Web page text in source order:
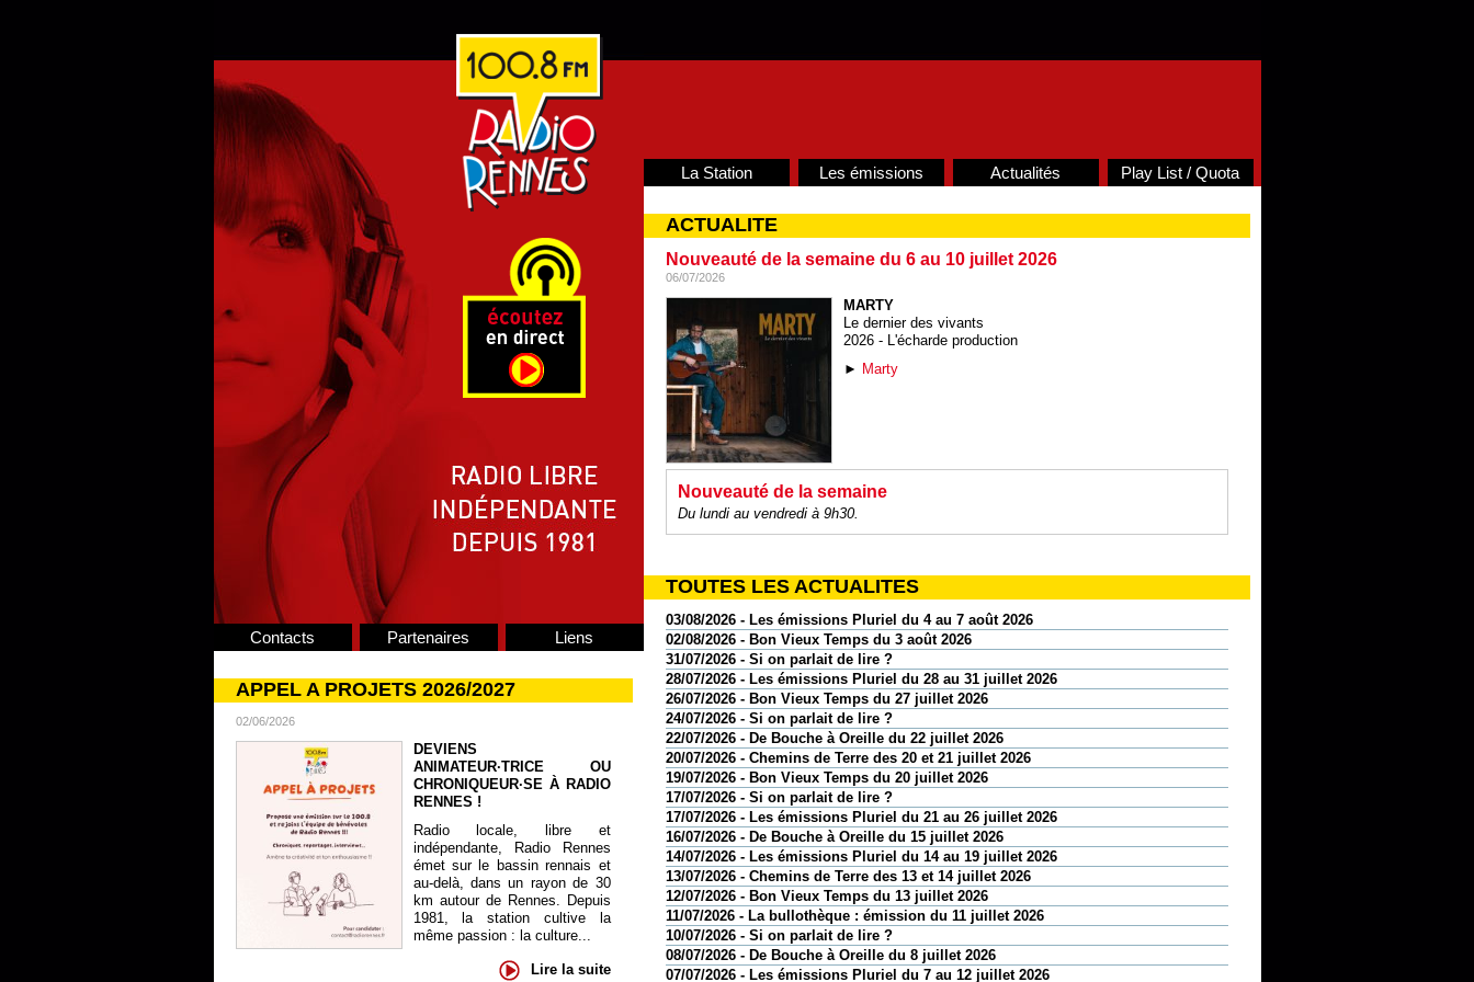
Contacts Partenaires Liens
APPEL A PROJETS 2026/2027
02/06/2026
DEVIENS
ANIMATEUR·TRICE OU
CHRONIQUEUR·SE À RADIO
RENNES !
Radio locale, libre et
indépendante, Radio Rennes
émet sur le bassin rennais et
au-delà, dans un rayon de 30
km autour de Rennes. Depuis
1981, la station cultive la
même passion : la culture...
Lire la suite
La Station Les émissions Actualités Play List / Quota
ACTUALITE
Nouveauté de la semaine du 6 au 10 juillet 2026
06/07/2026
MARTY
Le dernier des vivants
2026 - L'écharde production
► Marty
Nouveauté de la semaine
Du lundi au vendredi à 9h30.
TOUTES LES ACTUALITES
03/08/2026 - Les émissions Pluriel du 4 au 7 août 2026
02/08/2026 - Bon Vieux Temps du 3 août 2026
31/07/2026 - Si on parlait de lire ?
28/07/2026 - Les émissions Pluriel du 28 au 31 juillet 2026
26/07/2026 - Bon Vieux Temps du 27 juillet 2026
24/07/2026 - Si on parlait de lire ?
22/07/2026 - De Bouche à Oreille du 22 juillet 2026
20/07/2026 - Chemins de Terre des 20 et 21 juillet 2026
19/07/2026 - Bon Vieux Temps du 20 juillet 2026
17/07/2026 - Si on parlait de lire ?
17/07/2026 - Les émissions Pluriel du 21 au 26 juillet 2026
16/07/2026 - De Bouche à Oreille du 15 juillet 2026
14/07/2026 - Les émissions Pluriel du 14 au 19 juillet 2026
13/07/2026 - Chemins de Terre des 13 et 14 juillet 2026
12/07/2026 - Bon Vieux Temps du 13 juillet 2026
11/07/2026 - La bullothèque : émission du 11 juillet 2026
10/07/2026 - Si on parlait de lire ?
08/07/2026 - De Bouche à Oreille du 8 juillet 2026
07/07/2026 - Les émissions Pluriel du 7 au 12 juillet 2026